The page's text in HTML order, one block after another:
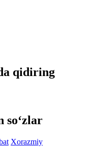
qidiring
so‘zlar
Xorazmiy